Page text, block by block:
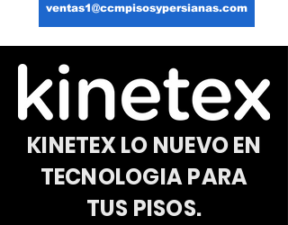
ventas1@ccmpisosypersianas.com
KINETEX LO NUEVO EN
TECNOLOGIA PARA
TUS PISOS.